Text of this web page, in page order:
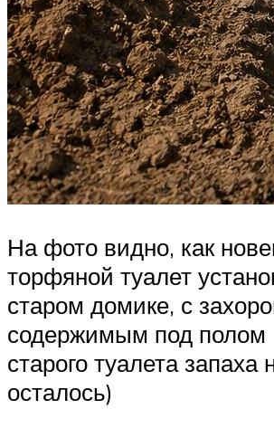
На фото видно, как
торфяной туалет
старом домике, с
содержимым под полом
старого туалета запаха
осталось)